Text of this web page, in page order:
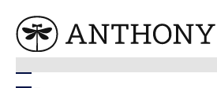
Hnědé Oxfordky Threadneedle